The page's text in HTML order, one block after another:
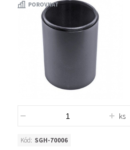
POROVNAT
ks
Kód: SGH-70006